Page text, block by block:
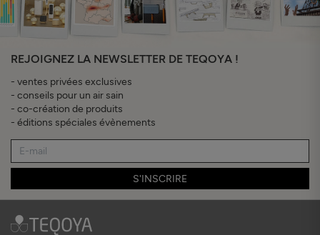
REJOIGNEZ LA NEWSLETTER DE TEQOYA !
- ventes privées exclusives
- conseils pour un air sain
- co-création de produits
- éditions spéciales évènements
S'INSCRIRE